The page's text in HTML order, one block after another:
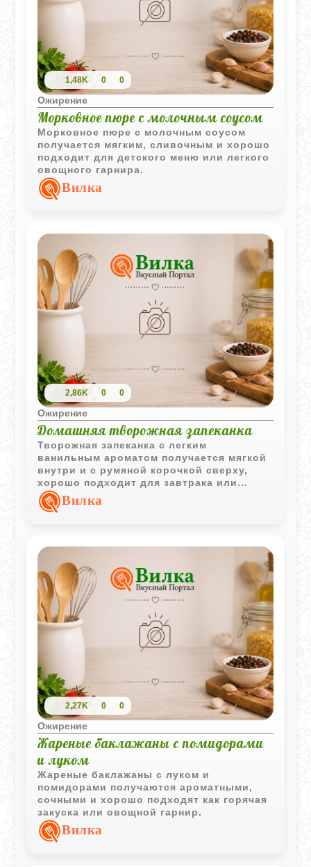
1,48K 0 0
Ожирение
Морковное пюре с молочным соусом
Морковное пюре с молочным соусом
получается мягким, сливочным и хорошо
подходит для детского меню или легкого
овощного гарнира.
Вилка
2,86K 0 0
Ожирение
Домашняя творожная запеканка
Творожная запеканка с легким
ванильным ароматом получается мягкой
внутри и с румяной корочкой сверху,
хорошо подходит для завтрака или
домашнего десерта.
Вилка
2,27K 0 0
Ожирение
Жареные баклажаны с помидорами
и луком
Жареные баклажаны с луком и
помидорами получаются ароматными,
сочными и хорошо подходят как горячая
закуска или овощной гарнир.
Вилка